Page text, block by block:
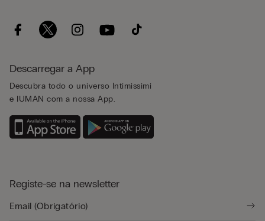
Descarregar a App
Descubra todo o universo Intimissimi
e IUMAN com a nossa App.
Registe-se na newsletter